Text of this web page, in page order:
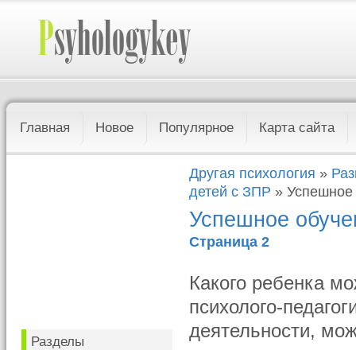
Главная Новое Популярное Карта сайта
Разделы
Другая психология »
детей с ЗПР »
Успешное
Страница 2
Какого ребенка
психолого-
деятельности,